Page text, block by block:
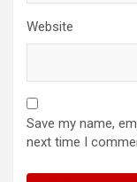
Website
Save my name,
next time I